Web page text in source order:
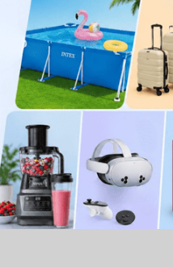
מסך מחשב AOC U27B3AF
4K
החל מ- 1,109
₪
השוואת מחירים